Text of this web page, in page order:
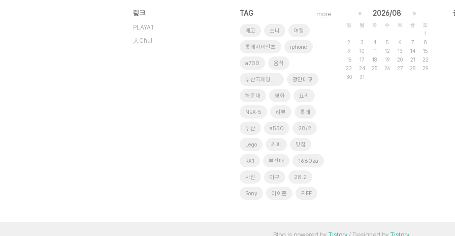
링크
PLAYA1
人Chul
TAG
레고 소니 여행
롯데자이언츠 iphone
a700 음식
부산국제영화제 광안대교
해운대 영화 요리
NEX-5 리뷰 롯데
부산 a550 28/2
Lego 커피 맛집
RX1 부산대 1680za
사진 야구 28.2
Sony 아이폰 PIFF
more « 2026/08 »
일 월 화 수 목 금
토
1
2
3 4 5 6 7
8
9
10 11 12 13 14
15
16
17 18 19 20 21
22
23
24 25 26 27 28
29
30
31